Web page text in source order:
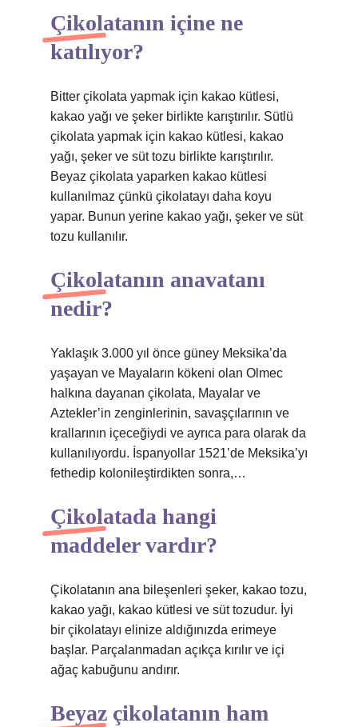
Çikolatanın içine ne
katılıyor?
Bitter çikolata yapmak için kakao kütlesi,
kakao yağı ve şeker birlikte karıştırılır. Sütlü
çikolata yapmak için kakao kütlesi, kakao
yağı, şeker ve süt tozu birlikte karıştırılır.
Beyaz çikolata yaparken kakao kütlesi
kullanılmaz çünkü çikolatayı daha koyu
yapar. Bunun yerine kakao yağı, şeker ve süt
tozu kullanılır.
Çikolatanın anavatanı
nedir?
Yaklaşık 3.000 yıl önce güney Meksika’da
yaşayan ve Mayaların kökeni olan Olmec
halkına dayanan çikolata, Mayalar ve
Aztekler’in zenginlerinin, savaşçılarının ve
krallarının içeceğiydi ve ayrıca para olarak da
kullanılıyordu. İspanyollar 1521’de Meksika’yı
fethedip kolonileştirdikten sonra,…
Çikolatada hangi
maddeler vardır?
Çikolatanın ana bileşenleri şeker, kakao tozu,
kakao yağı, kakao kütlesi ve süt tozudur. İyi
bir çikolatayı elinize aldığınızda erimeye
başlar. Parçalanmadan açıkça kırılır ve içi
ağaç kabuğunu andırır.
Beyaz çikolatanın ham